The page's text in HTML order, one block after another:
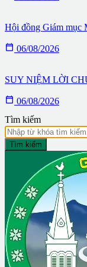
Hội đồng Giám mục
 06/08/2026
SUY NIỆM LỜI
 06/08/2026
Tìm kiếm
Tìm kiếm